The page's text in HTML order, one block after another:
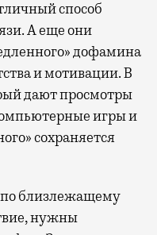
способ
А еще они
дофамина
и мотивации. В
дают просмотры
игры и
сохраняется
по близлежащему
нужны